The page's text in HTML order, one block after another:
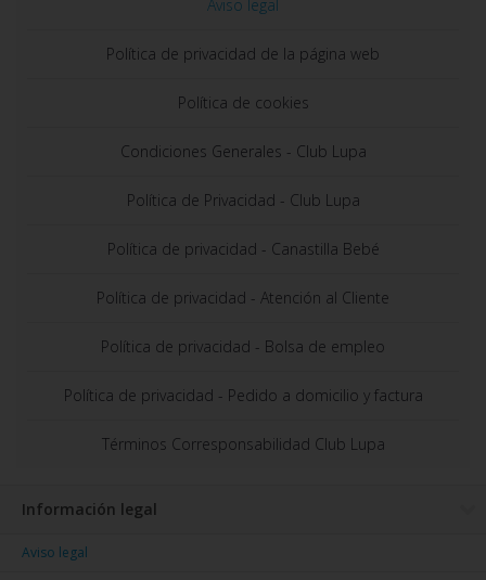
Aviso legal
Política de privacidad de la página web
Política de cookies
Condiciones Generales - Club Lupa
Política de Privacidad - Club Lupa
Política de privacidad - Canastilla Bebé
Política de privacidad - Atención al Cliente
Política de privacidad - Bolsa de empleo
Política de privacidad - Pedido a domicilio y factura
Términos Corresponsabilidad Club Lupa
Información legal
Aviso legal